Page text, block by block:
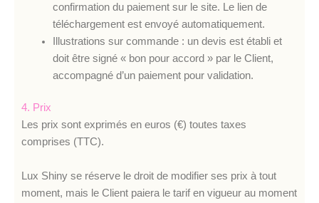
confirmation du paiement sur le site. Le lien de
téléchargement est envoyé automatiquement.
Illustrations sur commande : un devis est établi et
doit être signé « bon pour accord » par le Client,
accompagné d’un paiement pour validation.
4. Prix
Les prix sont exprimés en euros (€) toutes taxes
comprises (TTC).
Lux Shiny se réserve le droit de modifier ses prix à tout
moment, mais le Client paiera le tarif en vigueur au moment